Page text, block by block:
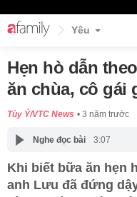
Yêu
Hẹn hò dẫn
ăn chùa, cô gái
Tùy Ý/VTC News 3 năm trước
Nghe đọc bài 3:07
Khi biết bữa ăn hẹn
anh Lưu đã đứng